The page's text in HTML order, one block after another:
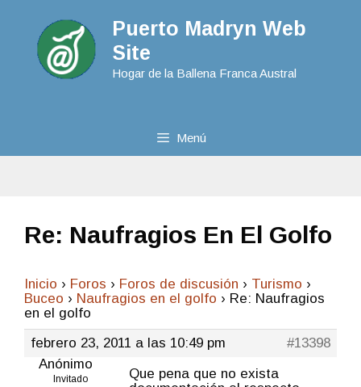
Puerto Madryn Web
Site
Hogar de la Ballena Franca Austral
Menú
Re: Naufragios En El Golfo
Inicio › Foros › Foros de discusión › Turismo ›
Buceo › Naufragios en el golfo › Re: Naufragios
en el golfo
febrero 23, 2011 a las 10:49 pm
#13398
Anónimo
Invitado
Que pena que no exista